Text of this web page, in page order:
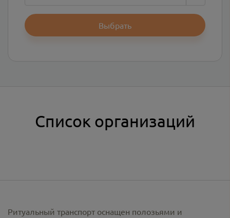
Выбрать
Список организаций
Ритуальный транспорт оснащен полозьями и